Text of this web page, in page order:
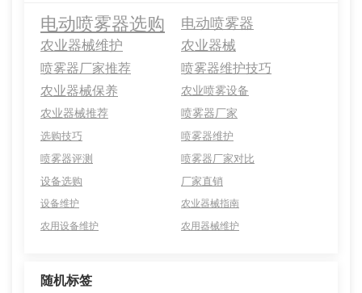
电动喷雾器选购 电动喷雾器
农业器械维护 农业器械
喷雾器厂家推荐
喷雾器维护技巧
农业器械保养
农业喷雾设备
农业器械推荐
喷雾器厂家
选购技巧
喷雾器维护
喷雾器评测
喷雾器厂家对比
设备选购
厂家直销
设备维护
农业器械指南
农用设备维护
农用器械维护
随机标签